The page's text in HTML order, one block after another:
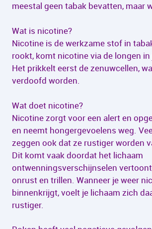
meestal geen tabak bevatten, maar
Wat is nicotine?
Nicotine is de werkzame stof in
rookt, komt nicotine via de longen in
Het prikkelt eerst de zenuwcellen,
verdoofd worden.
Wat doet nicotine?
Nicotine zorgt voor een alert en
en neemt hongergevoelens weg.
zeggen ook dat ze rustiger worden
Dit komt vaak doordat het lichaam
ontwenningsverschijnselen
onrust en trillen. Wanneer je weer
binnenkrijgt, voelt je lichaam zich
rustiger.